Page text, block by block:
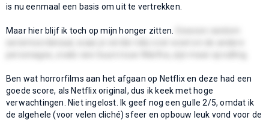
is nu eenmaal een basis om uit te vertrekken.
Maar hier blijf ik toch op mijn honger zitten.
Ben wat horrorfilms aan het afgaan op Netflix en deze had een
goede score, als Netflix original, dus ik keek met hoge
verwachtingen. Niet ingelost. Ik geef nog een gulle 2/5, omdat ik
de algehele (voor velen cliché) sfeer en opbouw leuk vond voor de